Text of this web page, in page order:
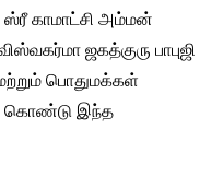
காமாட்சி அம்மன்
ஜகத்குரு பாபுஜி
பொதுமக்கள்
கொண்டு இந்த